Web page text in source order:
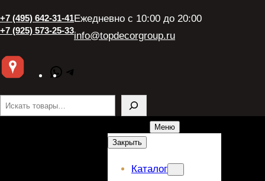
+7 (495) 642-31-41
+7 (925) 573-25-33
Ежедневно с 10:00 до 20:00
info@topdecorgroup.ru
WhatsApp
Поиск
Меню
Закрыть
Каталог